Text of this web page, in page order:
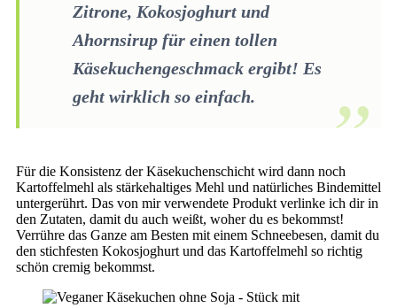
Zitrone, Kokosjoghurt und
Ahornsirup für einen tollen
Käsekuchengeschmack ergibt! Es
geht wirklich so einfach.
Für die Konsistenz der Käsekuchenschicht wird dann noch
Kartoffelmehl als stärkehaltiges Mehl und natürliches Bindemittel
untergerührt. Das von mir verwendete Produkt verlinke ich dir in
den Zutaten, damit du auch weißt, woher du es bekommst!
Verrühre das Ganze am Besten mit einem Schneebesen, damit du
den stichfesten Kokosjoghurt und das Kartoffelmehl so richtig
schön cremig bekommst.